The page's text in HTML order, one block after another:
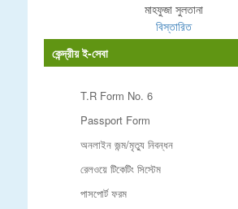
মাহফুজা সুলতানা
বিস্তারিত
কেন্দ্রীয় ই-সেবা
T.R Form No. 6
Passport Form
অনলাইন জন্ম/মৃত্যু নিবন্ধন
রেলওয়ে টিকেটিং সিস্টেম
পাসপোর্ট ফরম